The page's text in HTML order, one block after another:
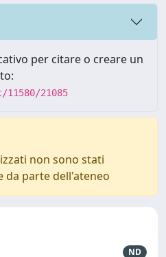
per citare o creare un
21085
non sono stati
da parte dell'ateneo
ND